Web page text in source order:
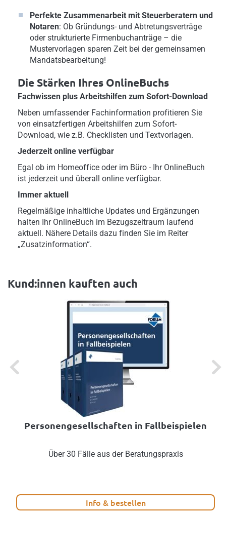
Perfekte Zusammenarbeit mit Steuerberatern und
Notaren: Ob Gründungs- und Abtretungsverträge
oder strukturierte Firmenbuchanträge – die
Mustervorlagen sparen Zeit bei der gemeinsamen
Mandatsbearbeitung!
Die Stärken Ihres OnlineBuchs
Fachwissen plus Arbeitshilfen zum Sofort-Download
Neben umfassender Fachinformation profitieren Sie
von einsatzfertigen Arbeitshilfen zum Sofort-
Download, wie z.B. Checklisten und Textvorlagen.
Jederzeit online verfügbar
Egal ob im Homeoffice oder im Büro - Ihr OnlineBuch
ist jederzeit und überall online verfügbar.
Immer aktuell
Regelmäßige inhaltliche Updates und Ergänzungen
halten Ihr OnlineBuch im Bezugszeitraum laufend
aktuell. Nähere Details dazu finden Sie im Reiter
„Zusatzinformation“.
Kund:innen kauften auch
Previous Next
Personengesellschaften in Fallbeispielen
Über 30 Fälle aus der Beratungspraxis
Info & bestellen